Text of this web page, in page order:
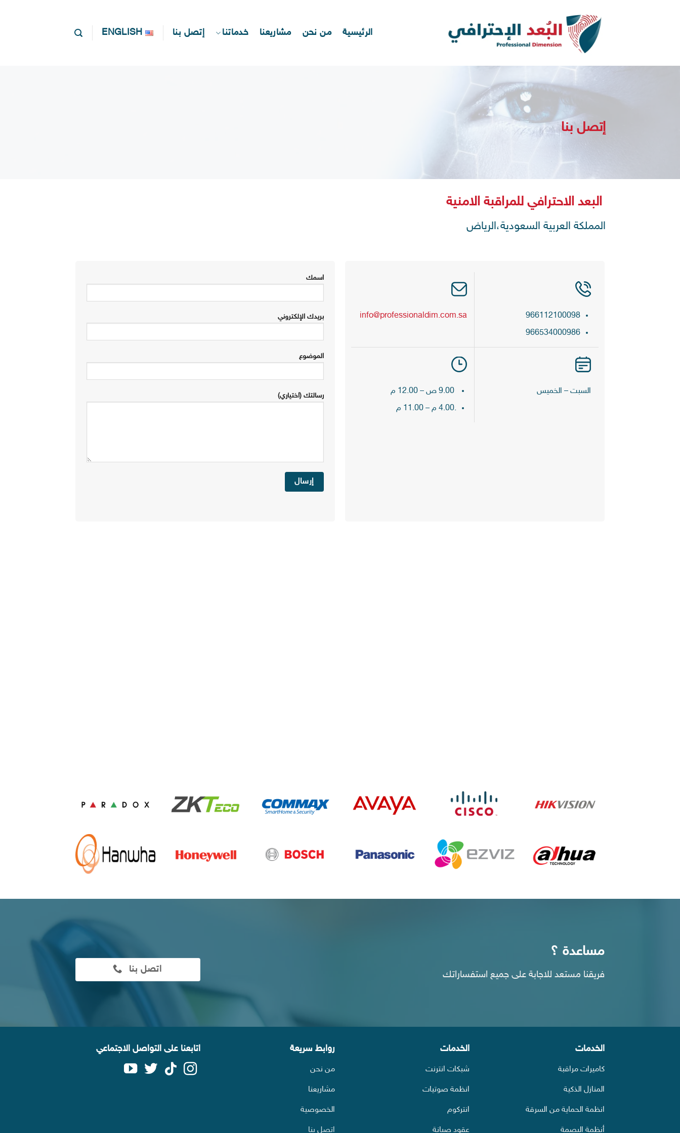
الرئيسية من نحن مشاريعنا خدماتنا إتصل بنا ENGLISH
إتصل بنا
البعد الاحترافي للمراقبة الامنية
المملكة العربية السعودية،الرياض
966112100098
966534000986
info@professionaldim.com.sa
السبت – الخميس
.4.00 م – 11.00 م
اسمك
بريدك الإلكتروني
الموضوع
رسالتك (اختياري)
مساعدة ؟
فريقنا مستعد للاجابة على جميع استفساراتك اتصل بنا
الخدمات
كاميرات مراقبة
المنازل الذكية
انظمة الحماية من السرقة
أنظمة البصمة
الخدمات
شبكات انترنت
انظمة صوتيات
انتركوم
عقود صيانة
روابط سريعة
من نحن
مشاريعنا
الخصوصية
اتصل بنا
اتابعنا على التواصل الاجتماعي